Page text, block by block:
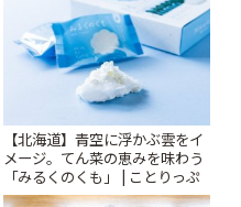
【北海道】青空に浮かぶ雲をイ
メージ。てん菜の恵みを味わう
「みるくのくも」 | ことりっぷ